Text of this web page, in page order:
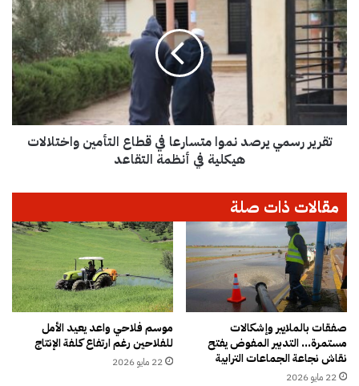
ن
ا
م
ا
ل
ي
ا
ع
ع
ض
ا
ل
ت
أ
ش
ي
ر
ا
ت
ي
ق
ر
ي
ر
ر
س
م
ي
د
م
و
ا
م
ت
س
ا
ر
ع
ا
تقرير رسمي يرصد نموا متسارعا في قطاع التأمين واختلالات
هيكلية في أنظمة التقاعد
مقالات ذات صلة
صفقات بالملايير وإشكالات
مستمرة… التدبير المفوض يفتح
نقاش نجاعة الجماعات الترابية
22 مايو 2026
موسم فلاحي واعد يعيد الأمل
للفلاحين رغم ارتفاع كلفة الإنتاج
22 مايو 2026